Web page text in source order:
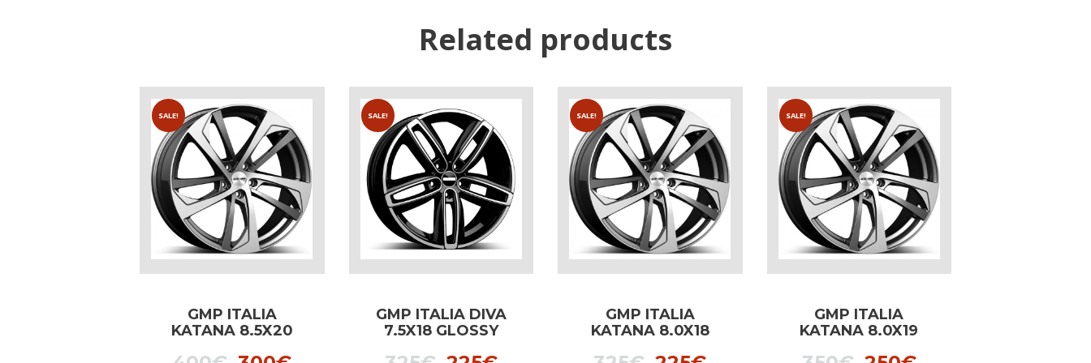
Related products
SALE!
GMP ITALIA
KATANA 8.5X20
SALE!
GMP ITALIA DIVA
7.5X18 GLOSSY
SALE!
GMP ITALIA
KATANA 8.0X18
SALE!
GMP ITALIA
KATANA 8.0X19